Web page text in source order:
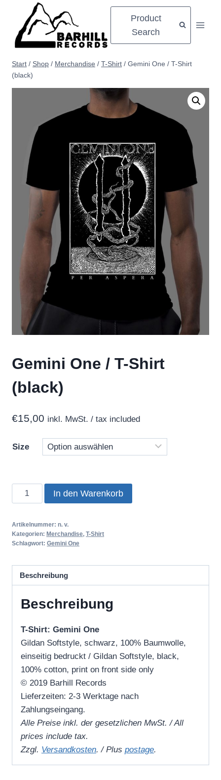
springen
Product
Search
Start / Shop / Merchandise / T-Shirt / Gemini One / T-Shirt
(black)
Gemini One / T-Shirt
(black)
€15,00 inkl. MwSt. / tax included
Size
Gemini
One
T-
Shirt
In den Warenkorb
Artikelnummer: n. v.
Kategorien: Merchandise, T-Shirt
Schlagwort: Gemini One
Beschreibung
Beschreibung
T-Shirt: Gemini One
Gildan Softstyle, schwarz, 100% Baumwolle,
einseitig bedruckt / Gildan Softstyle, black,
100% cotton, print on front side only
© 2019 Barhill Records
Lieferzeiten: 2-3 Werktage nach
Zahlungseingang.
Alle Preise inkl. der gesetzlichen MwSt. / All
prices include tax.
Zzgl. Versandkosten. / Plus postage.